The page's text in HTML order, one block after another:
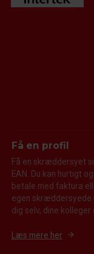
Få en profil
Få en skræddersyet
EAN. Du kan hurtigt
betale med faktura
egen skræddersyede
dig selv, dine kolleger
Læs mere her